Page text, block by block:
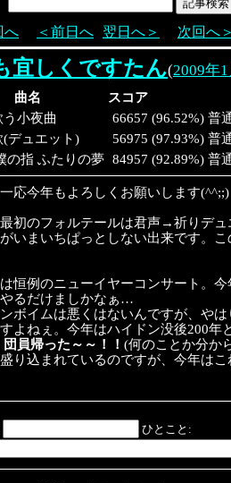
へ ＜前日へ 翌日へ＞ 次回へ
宜しくですたん(2009年1
曲名 スコア
小夜曲
66657 (96.52%) 普
(デュエット)
56975 (97.93%) 普
の指 ふたりの夢 84957 (92.89%) 普
応今年もよろしくお願いします(^^;;)
初のフォルテールは君声→祈りデ
いまいちぱっとしない出来です。こ
恒例のニューイヤーコンサート。
やるだけましかなぁ…
ボイムは悪くはないんですが、や
よねぇ。今年はハイドン没後200年
団員帰った～～！！(何のことか分か
り込まれているのですが、今年はこ
ひとこと: